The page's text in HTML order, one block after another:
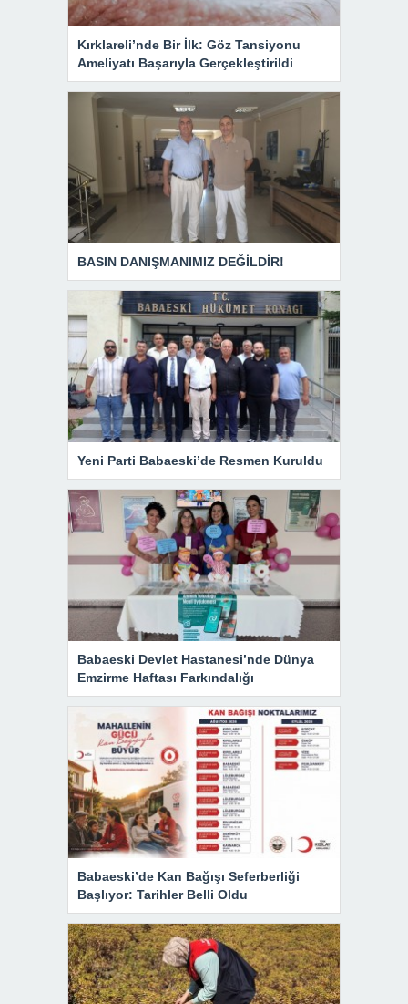
Kırklareli’nde Bir İlk: Göz Tansiyonu
Ameliyatı Başarıyla Gerçekleştirildi
BASIN DANIŞMANIMIZ DEĞİLDİR!
Yeni Parti Babaeski’de Resmen Kuruldu
Babaeski Devlet Hastanesi’nde Dünya
Emzirme Haftası Farkındalığı
Babaeski’de Kan Bağışı Seferberliği
Başlıyor: Tarihler Belli Oldu